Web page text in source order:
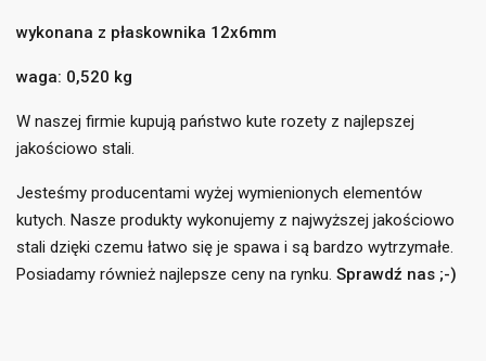
Dodaj do listy życzeń
((label))
((cancelText))
Musisz być zalogowany by zapisać produkty na swojej
((cancelText)) ((loginText))
wykonana z płaskownika 12x6mm
waga: 0,520 kg
W naszej firmie kupują państwo kute rozety z najlepszej
jakościowo stali.
Jesteśmy producentami wyżej wymienionych elementów
kutych. Nasze produkty wykonujemy z najwyższej jakościowo
stali dzięki czemu łatwo się je spawa i są bardzo wytrzymałe.
Posiadamy również najlepsze ceny na rynku. Sprawdź nas ;-)